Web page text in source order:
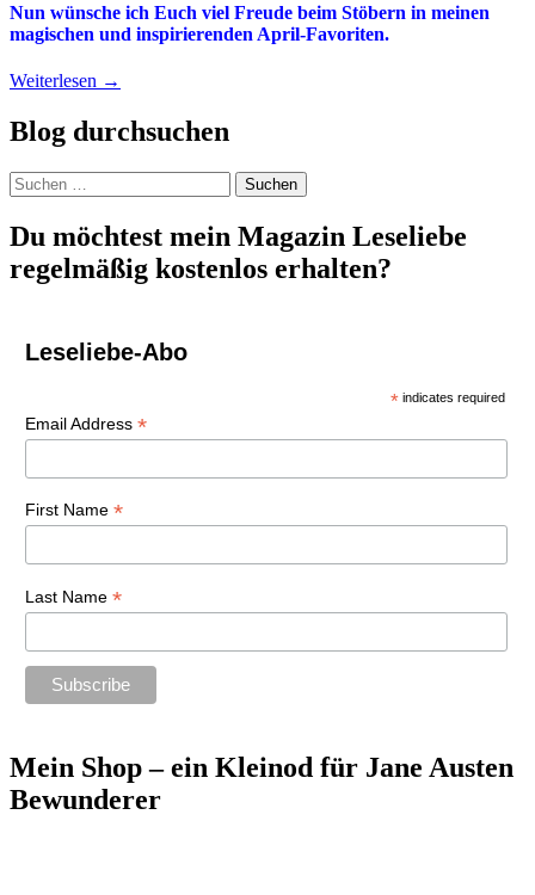
Nun wünsche ich Euch viel Freude beim Stöbern in meinen
magischen und inspirierenden April-Favoriten.
Weiterlesen →
Blog durchsuchen
Suchen
nach:
Du möchtest mein Magazin Leseliebe
regelmäßig kostenlos erhalten?
Leseliebe-Abo
* indicates required
Email Address *
First Name *
Last Name *
Mein Shop – ein Kleinod für Jane Austen
Bewunderer